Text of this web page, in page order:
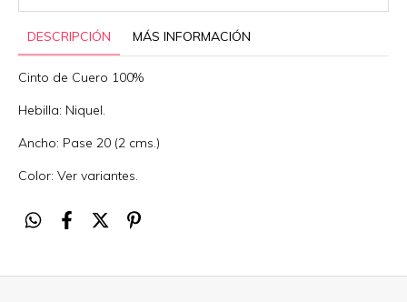
DESCRIPCIÓN MÁS INFORMACIÓN
Cinto de Cuero 100%
Hebilla: Niquel.
Ancho: Pase 20 (2 cms.)
Color: Ver variantes.